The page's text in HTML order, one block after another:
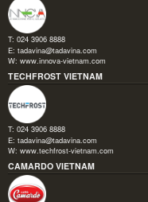
T: 024 3906 8888
E: tadavina@tadavina.com
W: www.innova-vietnam.com
TECHFROST VIETNAM
T: 024 3906 8888
E: tadavina@tadavina.com
W: www.techfrost-vietnam.com
CAMARDO VIETNAM